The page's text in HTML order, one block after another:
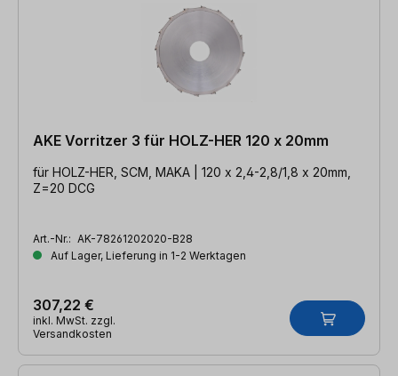
AKE Vorritzer 3 für HOLZ-HER 120 x 20mm
für HOLZ-HER, SCM, MAKA | 120 x 2,4-2,8/1,8 x 20mm,
Z=20 DCG
Art.-Nr.: AK-78261202020-B28
Auf Lager, Lieferung in 1-2 Werktagen
307,22 €
inkl. MwSt. zzgl.
Versandkosten